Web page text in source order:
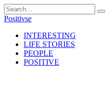
Skip
to
Search
for:
Positivse
INTERESTING
LIFE STORIES
PEOPLE
POSITIVE